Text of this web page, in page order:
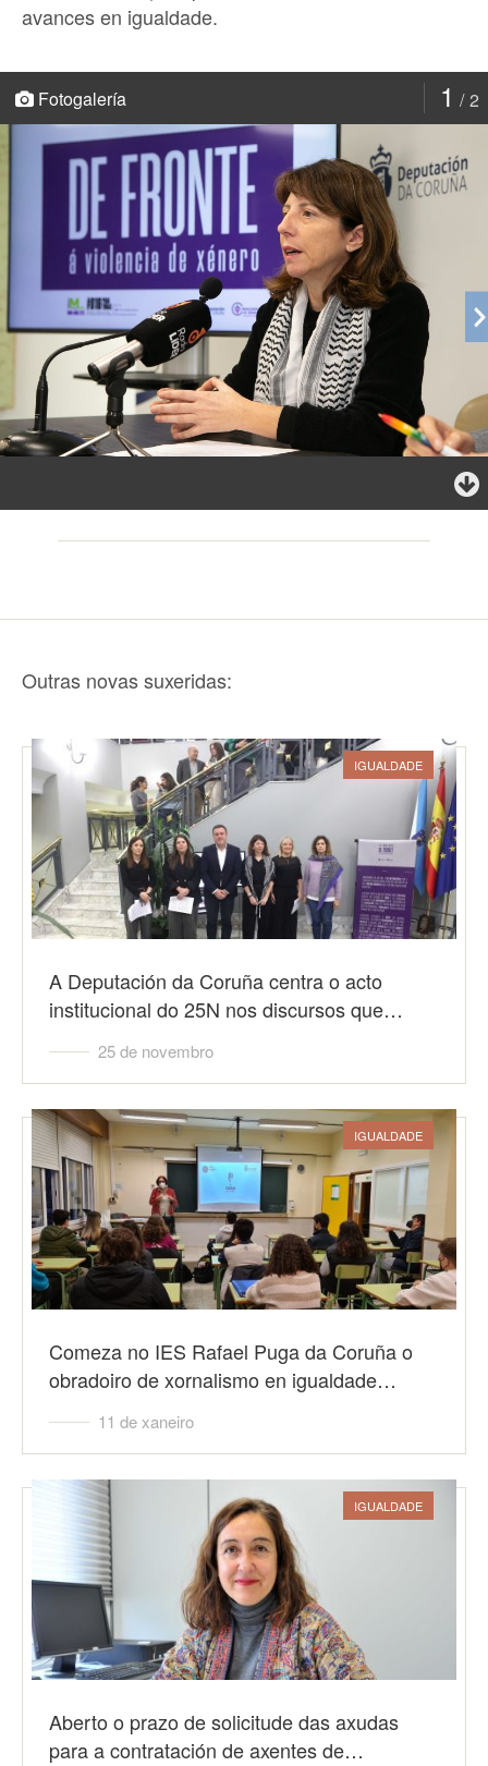
avances en igualdade.
1 2
Fotogalería
Outras novas suxeridas:
IGUALDADE
A Deputación da Coruña centra o acto
institucional do 25N nos discursos que…
25 de novembro
IGUALDADE
Comeza no IES Rafael Puga da Coruña o
obradoiro de xornalismo en igualdade…
11 de xaneiro
IGUALDADE
Aberto o prazo de solicitude das axudas
para a contratación de axentes de…